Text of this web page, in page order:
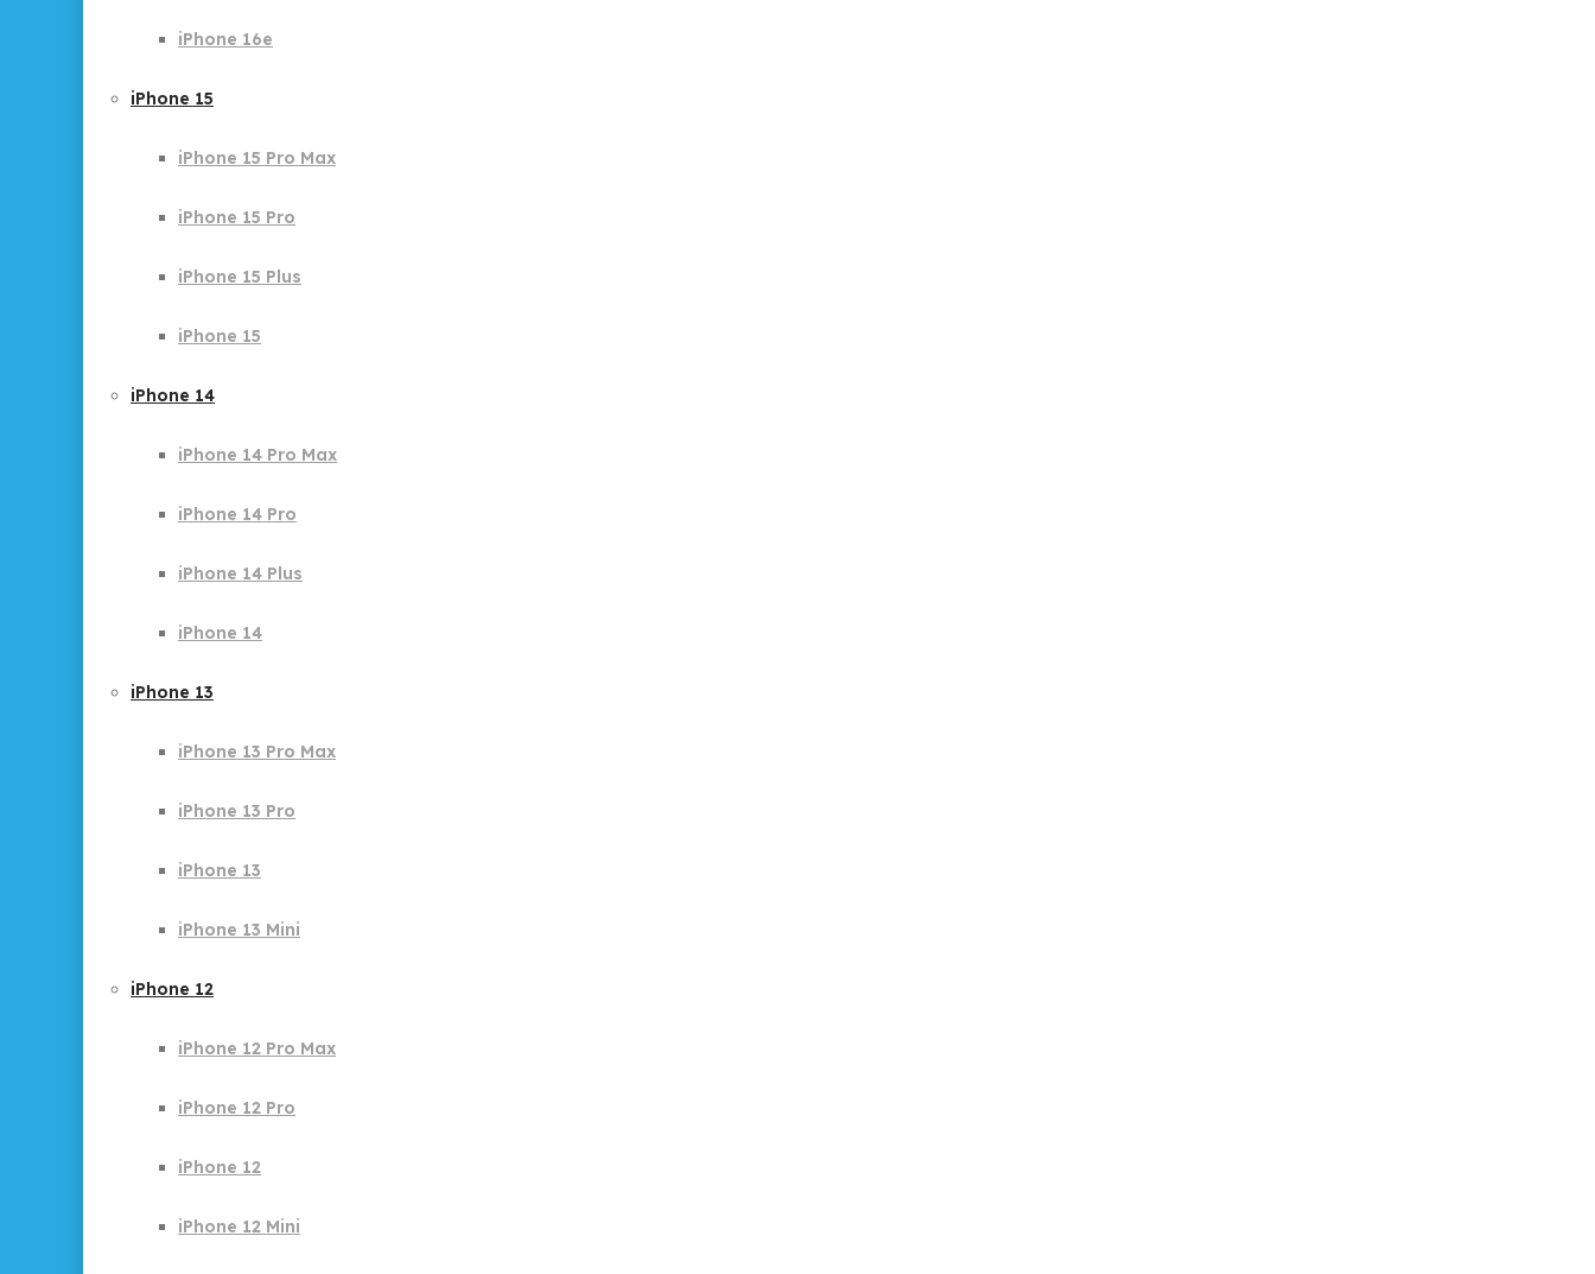
iPhone 16e
iPhone 15
iPhone 15 Pro Max
iPhone 15 Pro
iPhone 15 Plus
iPhone 15
iPhone 14
iPhone 14 Pro Max
iPhone 14 Pro
iPhone 14 Plus
iPhone 14
iPhone 13
iPhone 13 Pro Max
iPhone 13 Pro
iPhone 13
iPhone 13 Mini
iPhone 12
iPhone 12 Pro Max
iPhone 12 Pro
iPhone 12
iPhone 12 Mini